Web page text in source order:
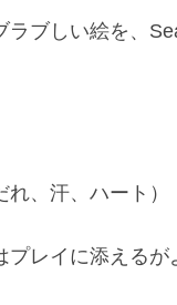
ラブしい絵を、
、汗、ハート）
プレイに添える